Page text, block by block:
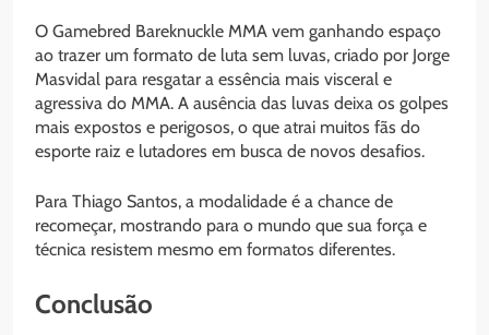
O Gamebred Bareknuckle MMA vem ganhando espaço
ao trazer um formato de luta sem luvas, criado por Jorge
Masvidal para resgatar a essência mais visceral e
agressiva do MMA. A ausência das luvas deixa os golpes
mais expostos e perigosos, o que atrai muitos fãs do
esporte raiz e lutadores em busca de novos desafios.
Para Thiago Santos, a modalidade é a chance de
recomeçar, mostrando para o mundo que sua força e
técnica resistem mesmo em formatos diferentes.
Conclusão